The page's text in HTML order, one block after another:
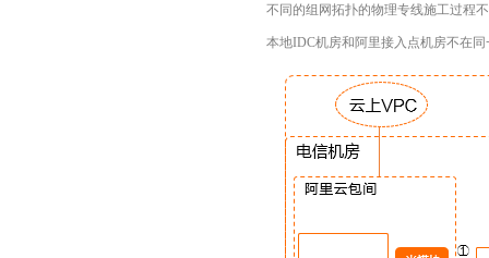
不同的组网拓扑的物理专线施工过程
本地IDC机房和阿里接入点机房不在